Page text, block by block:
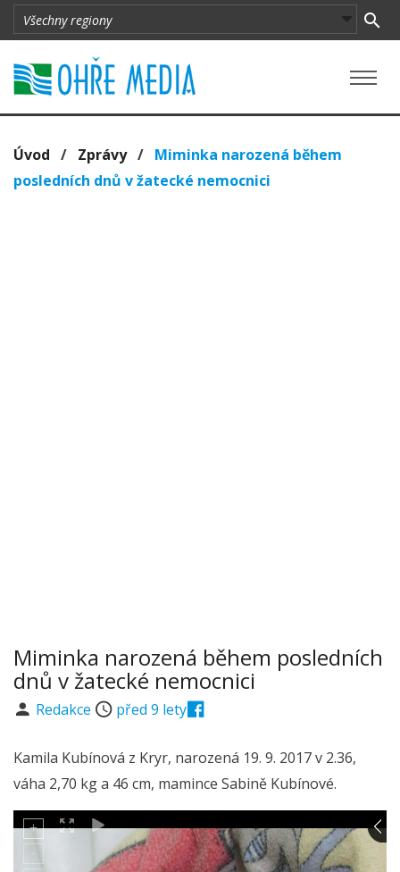
Úvod / Zprávy/ Miminka narozená během
posledních dnů v žatecké nemocnici
Miminka narozená během posledních
dnů v žatecké nemocnici
Redakce před 9 lety
Kamila Kubínová z Kryr, narozená 19. 9. 2017 v 2.36,
váha 2,70 kg a 46 cm, mamince Sabině Kubínové.